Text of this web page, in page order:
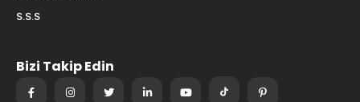
S.S.S
Bizi Takip Edin